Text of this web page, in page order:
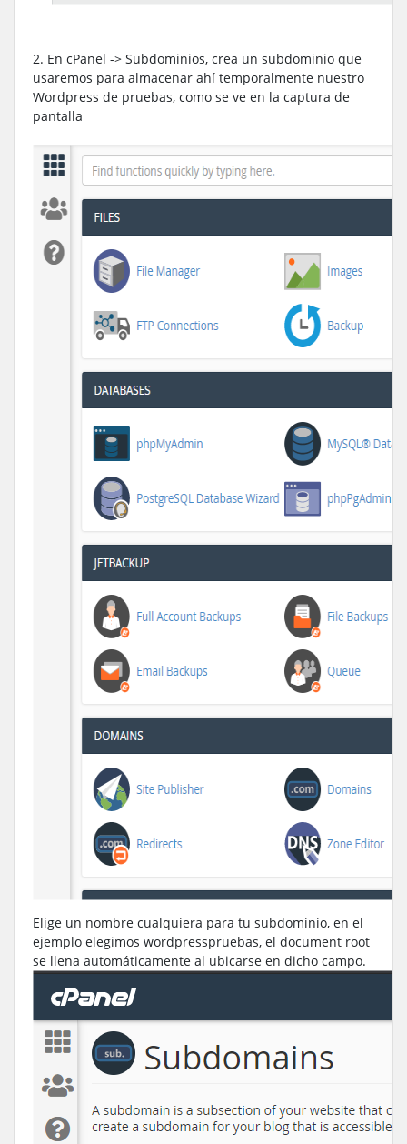
2. En cPanel -> Subdominios, crea un subdominio que
usaremos para almacenar ahí temporalmente nuestro
Wordpress de pruebas, como se ve en la captura de
pantalla
Elige un nombre cualquiera para tu subdominio, en el
ejemplo elegimos wordpresspruebas, el document root
se llena automáticamente al ubicarse en dicho campo.